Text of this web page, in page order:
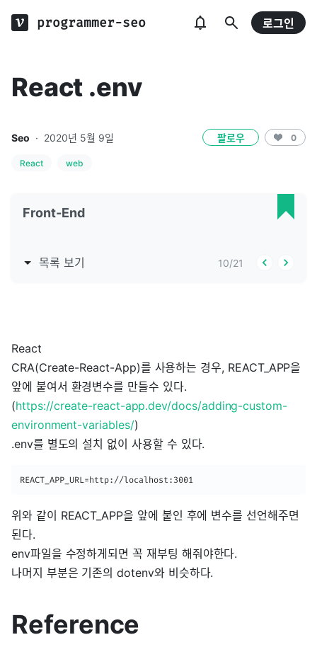
programmer-seo 로그인
React .env
Seo · 2020년 5월 9일 팔로우 0
React web
Front-End
목록 보기 10/21
React
CRA(Create-React-App)를 사용하는 경우, REACT_APP을
앞에 붙여서 환경변수를 만들수 있다.
(https://create-react-app.dev/docs/adding-custom-
environment-variables/)
.env를 별도의 설치 없이 사용할 수 있다.
REACT_APP_URL=http://localhost:3001
위와 같이 REACT_APP을 앞에 붙인 후에 변수를 선언해주면
된다.
env파일을 수정하게되면 꼭 재부팅 해줘야한다.
나머지 부분은 기존의 dotenv와 비슷하다.
Reference